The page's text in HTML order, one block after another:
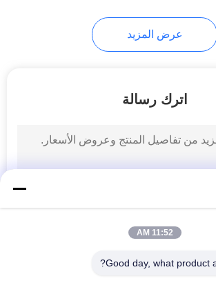
Leather.Shoes آلة
السجاد
عرض المزيد
اترك رسالة
11:52 AM
Good day, what product